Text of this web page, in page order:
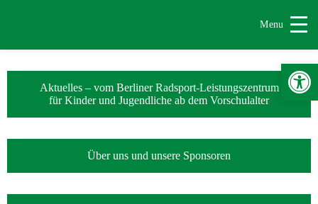
Menu
Aktuelles – vom Berliner Radsport-Leistungszentrum
für Kinder und Jugendliche ab dem Vorschulalter
Über uns und unsere Sponsoren